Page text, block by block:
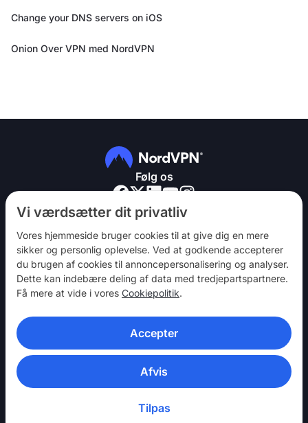
Vi værdsætter dit privatliv
Vores hjemmeside bruger cookies til at give dig en mere
sikker og personlig oplevelse. Ved at godkende accepterer
du brugen af ​​cookies til annoncepersonalisering og analyser.
Dette kan indebære deling af data med tredjepartspartnere.
Få mere at vide i vores Cookiepolitik.
Accepter
Afvis
Tilpas
Change your DNS servers on iOS
Onion Over VPN med NordVPN
Følg os
NordVPN
Vær med
Hjælp
Opdag
VPN-APPS
© 2026 Nord Security. Alle rettigheder forbeholdes